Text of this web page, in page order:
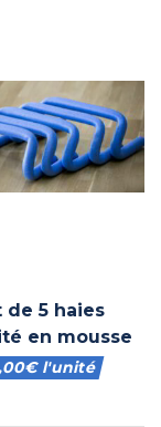
de 5 haies
en mousse
€l'unité